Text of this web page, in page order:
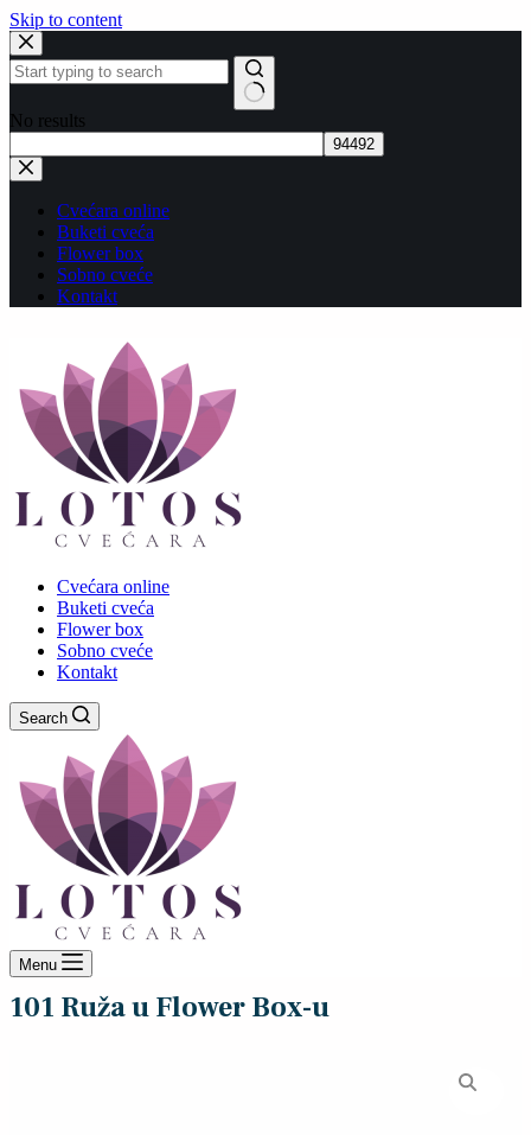
Skip to content
No results
Cvećara online
Buketi cveća
Flower box
Sobno cveće
Kontakt
Cvećara online
Buketi cveća
Flower box
Sobno cveće
Kontakt
Search
Menu
101 Ruža u Flower Box-u